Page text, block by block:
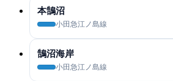
本鵠沼
小田急江ノ島線
鵠沼海岸
小田急江ノ島線